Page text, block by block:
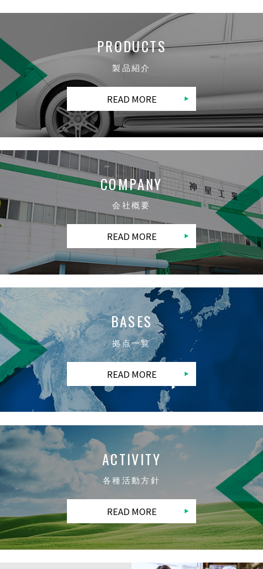
PRODUCTS
製品紹介
READ MORE
COMPANY
会社概要
READ MORE
BASES
拠点一覧
READ MORE
ACTIVITY
各種活動方針
READ MORE